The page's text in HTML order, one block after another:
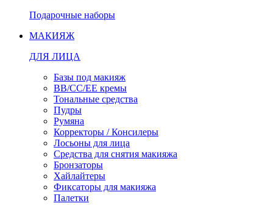
Подарочные наборы
МАКИЯЖ
ДЛЯ ЛИЦА
Базы под макияж
BB/CC/EE кремы
Тональные средства
Пудры
Румяна
Корректоры / Консилеры
Лосьоны для лица
Средства для снятия макияжа
Бронзаторы
Хайлайтеры
Фиксаторы для макияжа
Палетки